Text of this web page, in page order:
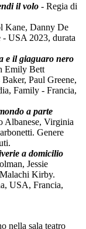
il volo - Regia di
Kane, Danny De
USA 2023, durata
e il giaguaro nero
Emily Bett
Paul Greene,
Family - Francia,
a parte
Albanese, Virginia
Genere
a domicilio
Jessie
Kirby.
USA, Francia,
nella sala teatro